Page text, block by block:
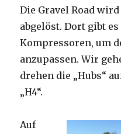
Die Gravel Road
abgelöst. Dort gibt es
Kompressoren, um
anzupassen. Wir
drehen die „Hubs“
„H4“.
Auf